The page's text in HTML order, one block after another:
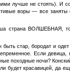
лучше не стоять). И
воры — все
страна ВОЛШЕБНАЯ,
стар, бородат и
Если девица,
походные ночи?
красавицей, да